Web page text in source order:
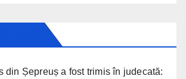
din Șepreuș a fost trimis în judecată: